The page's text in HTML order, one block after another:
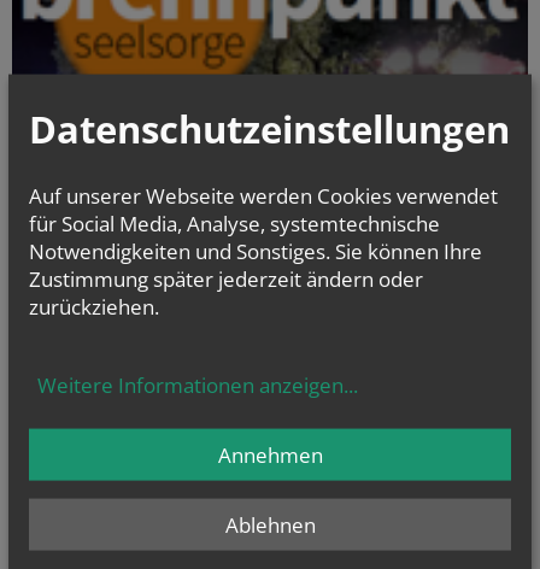
Datenschutzeinstellungen
Auf unserer Webseite werden Cookies verwendet
für Social Media, Analyse, systemtechnische
Notwendigkeiten und Sonstiges. Sie können Ihre
Zustimmung später jederzeit ändern oder
zurückziehen.
Weitere Informationen anzeigen...
Ablehnen
Annehmen